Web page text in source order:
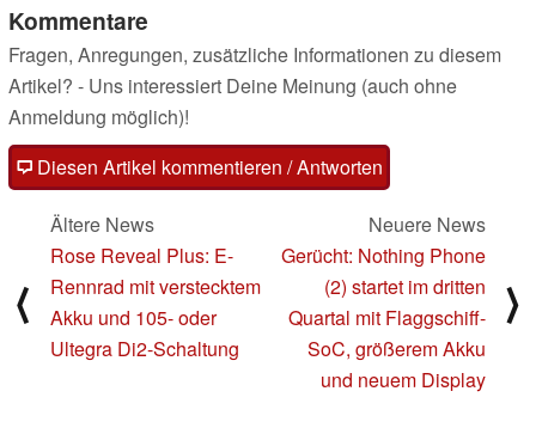
Kommentare
Fragen, Anregungen, zusätzliche Informationen zu diesem
Artikel? - Uns interessiert Deine Meinung (auch ohne
Anmeldung möglich)!
Diesen Artikel kommentieren / Antworten
⟨
Ältere News
Rose Reveal Plus: E-
Rennrad mit verstecktem
Akku und 105- oder
Ultegra Di2-Schaltung
Neuere News
Gerücht: Nothing Phone
(2) startet im dritten
Quartal mit Flaggschiff-
SoC, größerem Akku
und neuem Display
⟩